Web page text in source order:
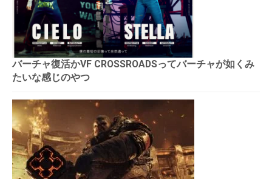
バーチャ復活かVF CROSSROADSってバーチャが如くみ
たいな感じのやつ